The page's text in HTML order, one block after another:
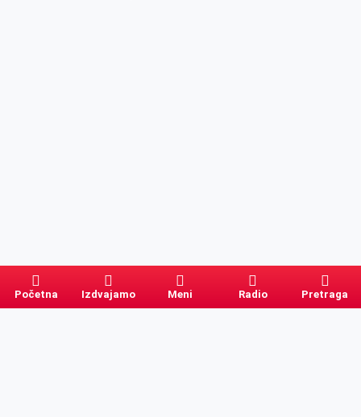
Početna Izdvajamo Meni Radio Pretraga